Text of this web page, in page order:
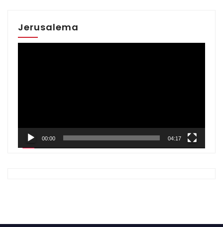
Jerusalema
00:00 04:17